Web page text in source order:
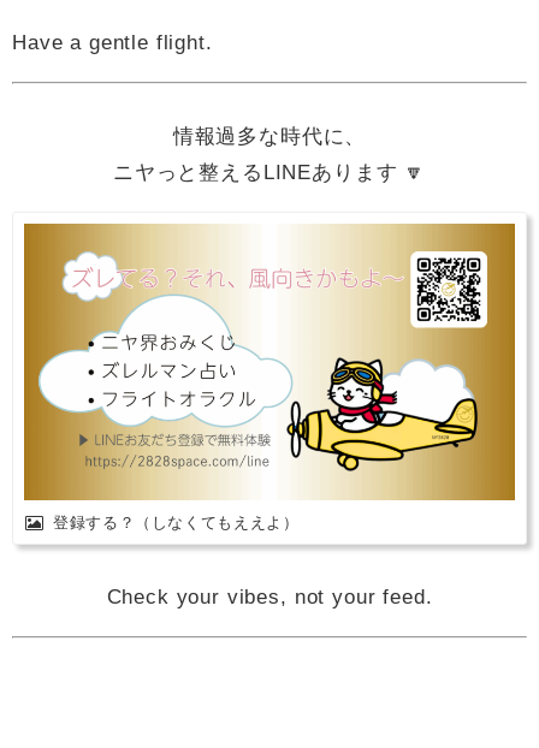
Have a gentle flight.
情報過多な時代に、
ニヤっと整えるLINEあります 🔽
登録する？（しなくてもええよ）
Check your vibes, not your feed.